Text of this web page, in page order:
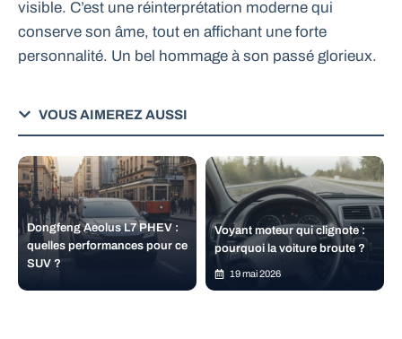
visible. C’est une réinterprétation moderne qui
conserve son âme, tout en affichant une forte
personnalité. Un bel hommage à son passé glorieux.
VOUS AIMEREZ AUSSI
Dongfeng Aeolus L7 PHEV :
quelles performances pour ce
SUV ?
Voyant moteur qui clignote :
pourquoi la voiture broute ?
19 mai 2026